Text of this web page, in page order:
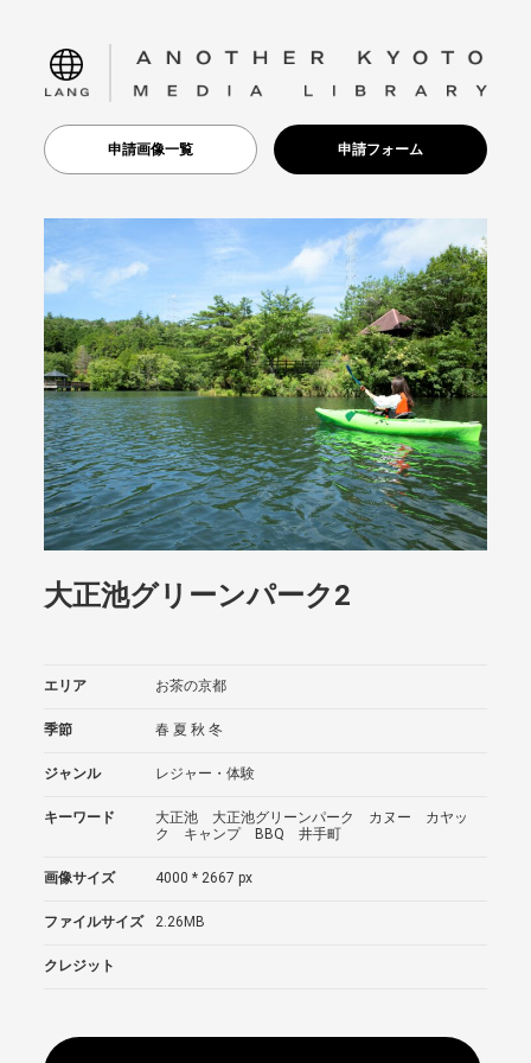
language
申請画像一覧 申請フォーム
大正池グリーンパーク2
エリア お茶の京都
季節 春 夏 秋 冬
ジャンル レジャー・体験
キーワード
大正池 大正池グリーンパーク カヌー カヤッ
ク キャンプ BBQ 井手町
画像サイズ 4000 * 2667 px
ファイルサイズ 2.26MB
クレジット